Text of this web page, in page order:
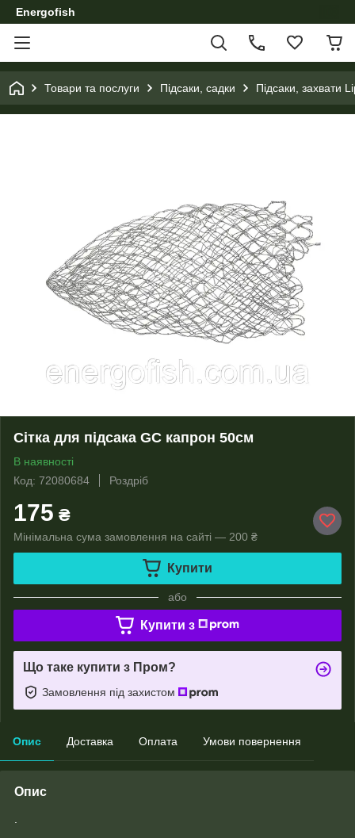
Energofish
Товари та послуги Підсаки, садки Підсаки, захвати
Сітка для підсака GC капрон 50см
В наявності
Код: 72080684
Роздріб
175 ₴
Мінімальна сума замовлення на сайті — 200 ₴
Купити
або
Купити з
Що таке купити з Пром?
Замовлення під захистом
Опис Доставка Оплата Умови повернення
Опис